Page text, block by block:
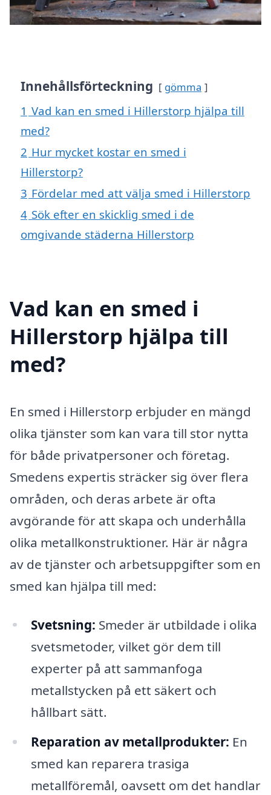
Innehållsförteckning gömma
1 Vad kan en smed i Hillerstorp hjälpa till
med?
2 Hur mycket kostar en smed i
Hillerstorp?
3 Fördelar med att välja smed i Hillerstorp
4 Sök efter en skicklig smed i de
omgivande städerna Hillerstorp
Vad kan en smed i
Hillerstorp hjälpa till
med?
En smed i Hillerstorp erbjuder en mängd
olika tjänster som kan vara till stor nytta
för både privatpersoner och företag.
Smedens expertis sträcker sig över flera
områden, och deras arbete är ofta
avgörande för att skapa och underhålla
olika metallkonstruktioner. Här är några
av de tjänster och arbetsuppgifter som en
smed kan hjälpa till med:
Svetsning: Smeder är utbildade i olika
svetsmetoder, vilket gör dem till
experter på att sammanfoga
metallstycken på ett säkert och
hållbart sätt.
Reparation av metallprodukter: En
smed kan reparera trasiga
metallföremål, oavsett om det handlar